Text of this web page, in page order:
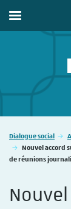
Afficher /
Vous êtes ici :
Dialogue social
Nouvel accord
de réunions